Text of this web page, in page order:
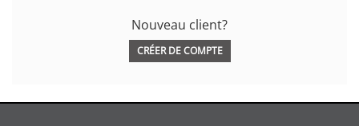
Nouveau client?
CRÉER DE COMPTE